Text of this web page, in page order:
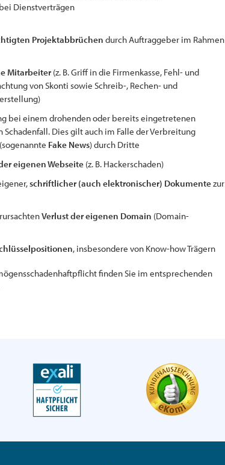
Dienstverträgen
Projektabbrüchendurch Auftraggeber im Rahmen
Mitarbeiter (z. B. Griff in die Firmenkasse, Fehl- und
von Skonti sowie Schreib-, Rechen- und
bei einem drohenden oder bereits eingetretenen
Schadenfall. Dies gilt auch im Falle der Verbreitung
Fake News) durch Dritte
eigenen Webseite (z. B. Hackerschaden)
schriftlicher (auch elektronischer) Dokumentezur
Verlust der eigenen Domain (Domain-
, insbesondere von Know-how Trägern
finden Sie im entsprechenden